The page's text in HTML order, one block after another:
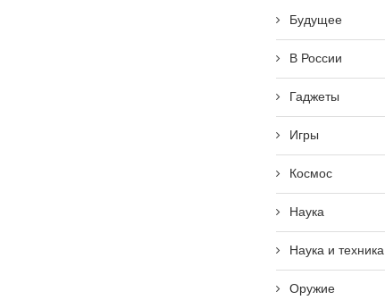
Будущее
В России
Гаджеты
Игры
Космос
Наука
Наука и техника
Оружие